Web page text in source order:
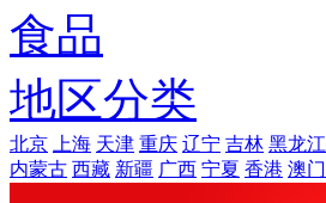
食品
地区分类
北京 上海 天津 重庆 辽宁 吉林 黑龙江
内蒙古 西藏 新疆 广西 宁夏 香港 澳门